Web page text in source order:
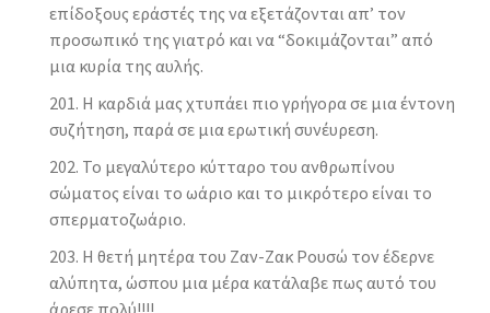
επίδοξους εράστές της να εξετάζονται απ’ τον
προσωπικό της γιατρό και να “δοκιμάζονται” από
μια κυρία της αυλής.
Η καρδιά μας χτυπάει πιο γρήγορα σε μια έντονη
συζήτηση, παρά σε μια ερωτική συνέυρεση.
Το μεγαλύτερο κύτταρο του ανθρωπίνου
σώματος είναι το ωάριο και το μικρότερο είναι το
σπερματοζωάριο.
Η θετή μητέρα του Ζαν-Ζακ Ρουσώ τον έδερνε
αλύπητα, ώσπου μια μέρα κατάλαβε πως αυτό του
άρεσε πολύ!!!!